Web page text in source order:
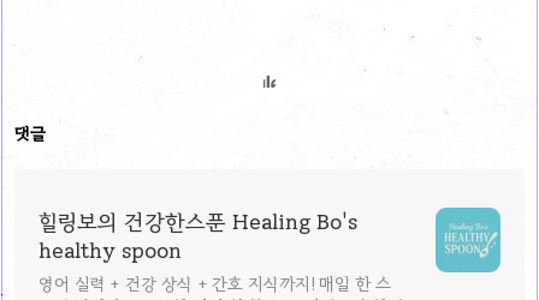
댓글
힐링보의 건강한스푼 Healing Bo's
healthy spoon
영어 실력 + 건강 상식 + 간호 지식까지! 매일 한 스